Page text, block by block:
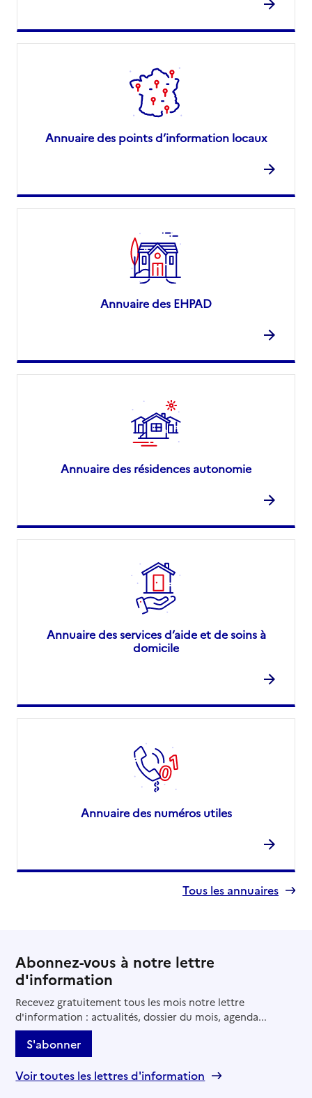
Annuaire des points d’information locaux
Annuaire des EHPAD
Annuaire des résidences autonomie
Annuaire des services d’aide et de soins à
domicile
Annuaire des numéros utiles
Tous les annuaires
Abonnez-vous à notre lettre
d'information
Recevez gratuitement tous les mois notre lettre
d'information : actualités, dossier du mois, agenda...
S'abonner
Voir toutes les lettres d'information